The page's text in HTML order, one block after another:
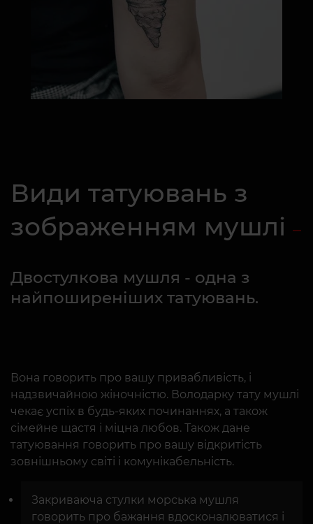
Види татуювань з
зображенням мушлі
Двостулкова мушля - одна з
найпоширеніших татуювань.
Вона говорить про вашу привабливість, і
надзвичайною жіночністю. Володарку тату мушлі
чекає успіх в будь-яких починаннях, а також
сімейне щастя і міцна любов. Також дане
татуювання говорить про вашу відкритість
зовнішньому світі і комунікабельність.
Закриваюча стулки морська мушля
говорить про бажання вдосконалюватися і